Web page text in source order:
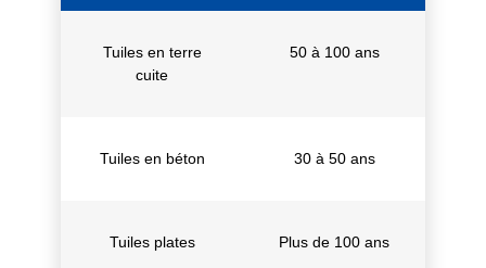
Tuiles en terre
cuite
50 à 100 ans
Tuiles en béton 30 à 50 ans
Tuiles plates Plus de 100 ans